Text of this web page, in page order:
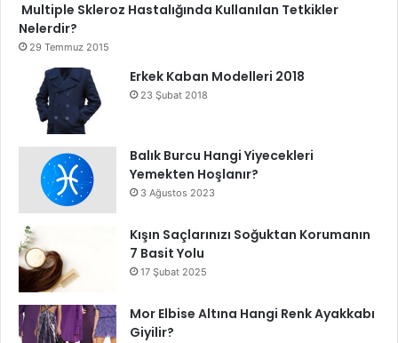
Multiple Skleroz Hastalığında Kullanılan Tetkikler
Nelerdir?
29 Temmuz 2015
Erkek Kaban Modelleri 2018
23 Şubat 2018
Balık Burcu Hangi Yiyecekleri
Yemekten Hoşlanır?
3 Ağustos 2023
Kışın Saçlarınızı Soğuktan Korumanın
7 Basit Yolu
17 Şubat 2025
Mor Elbise Altına Hangi Renk Ayakkabı
Giyilir?